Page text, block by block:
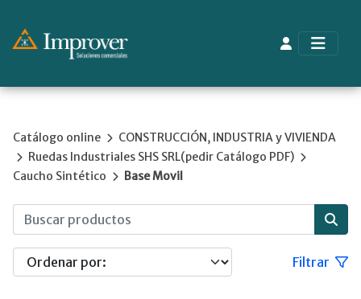
Catálogo online
CONSTRUCCIÓN, INDUSTRIA y VIVIENDA
Ruedas Industriales SHS SRL(pedir Catálogo PDF)
Caucho Sintético
Base Movil
Filtrar